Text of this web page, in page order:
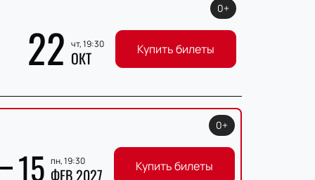
22 чт, 19:30
ОКТ
0+
Купить билеты
15 пн, 19:30
ФЕВ 2027
0+
Купить билеты